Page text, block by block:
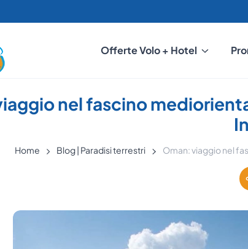
Offerte Volo + Hotel
nel fascino
Home Blog | Paradisi terrestri Oman: viaggio nel